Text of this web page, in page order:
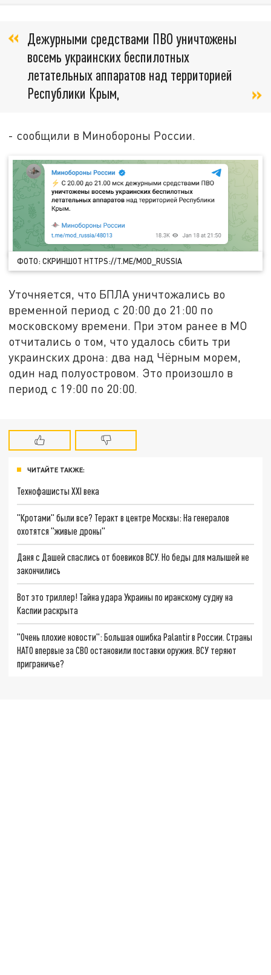
Дежурными средствами ПВО уничтожены
восемь украинских беспилотных
летательных аппаратов над территорией
Республики Крым,
- сообщили в Минобороны России.
ФОТО: СКРИНШОТ HTTPS://T.ME/MOD_RUSSIA
Уточняется, что БПЛА уничтожались во
временной период с 20:00 до 21:00 по
московскому времени. При этом ранее в МО
отчитались о том, что удалось сбить три
украинских дрона: два над Чёрным морем,
один над полуостровом. Это произошло в
период с 19:00 по 20:00.
ЧИТАЙТЕ ТАКЖЕ:
Технофашисты XXI века
"Кротами" были все? Теракт в центре Москвы: На генералов
охотятся "живые дроны"
Даня с Дашей спаслись от боевиков ВСУ. Но беды для малышей не
закончились
Вот это триллер! Тайна удара Украины по иранскому судну на
Каспии раскрыта
"Очень плохие новости": Большая ошибка Palantir в России. Страны
НАТО впервые за СВО остановили поставки оружия. ВСУ теряют
приграничье?